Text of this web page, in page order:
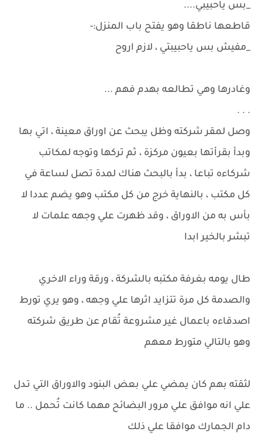
_بس ياحبيبي....
قاطعها ناطقا وهو يفتح باب المنزل:-
_مفيش بس ياحبيبتي ، لازم اروح
وغادرها وهي تطالعه بهدم فهم ...
. . .
وصل لمقر شركته وظل يبحث عن اوراق معينة ، اتي بها
وبدأ بقرأتها بعيون مركزة ، ثم تركها وتوجه لمكاتب
شركاءه تباعا ، بدأ بالبحث هناك لمدة تصل لساعة في
كل مكتب ، بالنهاية خرج من كل مكتب وهو يضم عددا لا
بأس به من الاوراق ، وقد ظهرت علي وجهه علمات لا
تبشر بالخير ابدا
طال يومه بغرفة مكتبه بالشركة ، ورقة وراء الاخري
والصدمة كل مرة تتزايد اثرها علي وجهه ، وهو يري تورط
اصدقاءه باعمال غير مشروعة تُقام عن طريق شركته
وهو بالتالي متورط معهم
لثقته بهم كان يمضي علي بعض البنود والاوراق التي تـدل
علي انه موافق علي مرور البضائح مهما كانت تُحمل .. ما
دام الجمارك موافقا علي ذلك